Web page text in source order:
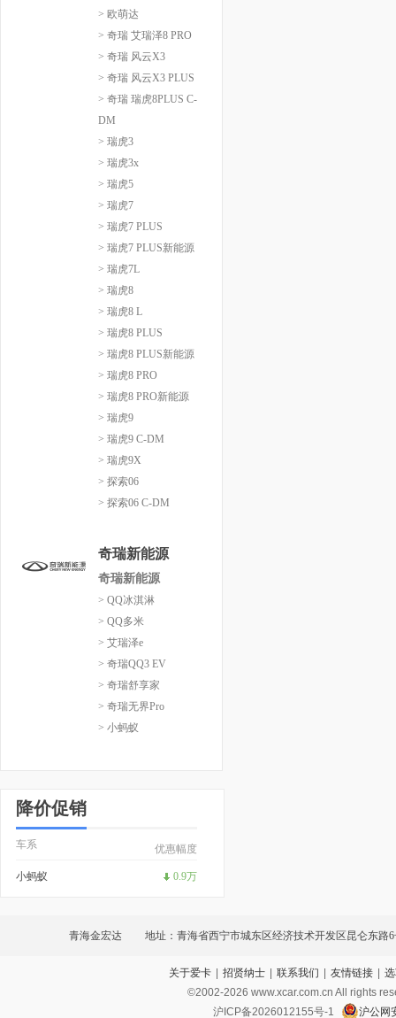
> 欧萌达
> 奇瑞 艾瑞泽8 PRO
> 奇瑞 风云X3
> 奇瑞 风云X3 PLUS
> 奇瑞 瑞虎8PLUS C-
DM
> 瑞虎3
> 瑞虎3x
> 瑞虎5
> 瑞虎7
> 瑞虎7 PLUS
> 瑞虎7 PLUS新能源
> 瑞虎7L
> 瑞虎8
> 瑞虎8 L
> 瑞虎8 PLUS
> 瑞虎8 PLUS新能源
> 瑞虎8 PRO
> 瑞虎8 PRO新能源
> 瑞虎9
> 瑞虎9 C-DM
> 瑞虎9X
> 探索06
> 探索06 C-DM
奇瑞新能源
奇瑞新能源
> QQ冰淇淋
> QQ多米
> 艾瑞泽e
> 奇瑞QQ3 EV
> 奇瑞舒享家
> 奇瑞无界Pro
> 小蚂蚁
降价促销
车系 优惠幅度
小蚂蚁 0.9万
青海金宏达 地址：青海省西宁市城东区经济技术开发区昆仑东路
关于爱卡 | 招贤纳士 | 联系我们 | 友情链接 |
©2002-2026 www.xcar.com.cn All rights
沪ICP备2026012155号-1
沪公网